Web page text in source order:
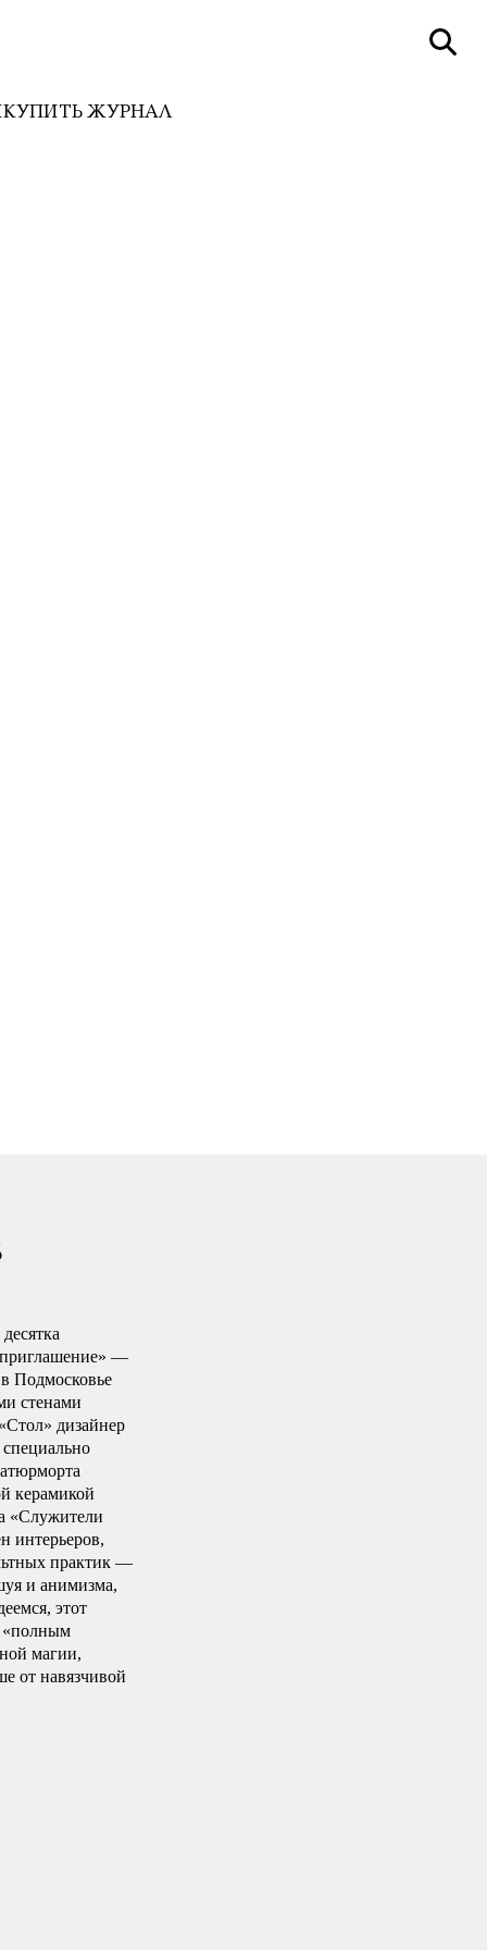
КУПИТЬ ЖУРНАЛ
—
Подмосковье
стенами
дизайнер
керамикой
«Служители
интерьеров,
практик —
и анимизма,
этот
«полным
магии,
от навязчивой